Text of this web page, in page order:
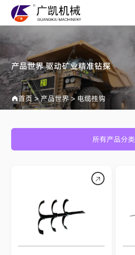
产品世界 驱动矿业精准钻探
首页 >产品世界>电缆挂钩
所有产品分类